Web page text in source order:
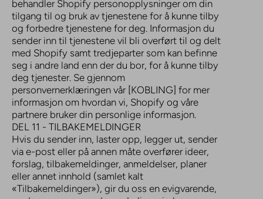
behandler Shopify personopplysninger om din
tilgang til og bruk av tjenestene for å kunne tilby
og forbedre tjenestene for deg. Informasjon du
sender inn til tjenestene vil bli overført til og delt
med Shopify samt tredjeparter som kan befinne
seg i andre land enn der du bor, for å kunne tilby
deg tjenester. Se gjennom
personvernerklæringen vår [KOBLING] for mer
informasjon om hvordan vi, Shopify og våre
partnere bruker din personlige informasjon.
DEL 11 - TILBAKEMELDINGER
Hvis du sender inn, laster opp, legger ut, sender
via e-post eller på annen måte overfører ideer,
forslag, tilbakemeldinger, anmeldelser, planer
eller annet innhold (samlet kalt
«Tilbakemeldinger»), gir du oss en evigvarende,